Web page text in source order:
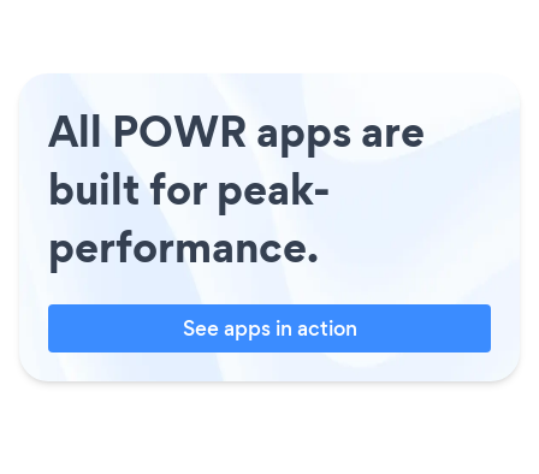
All POWR apps are
built for peak-
performance.
See apps in action